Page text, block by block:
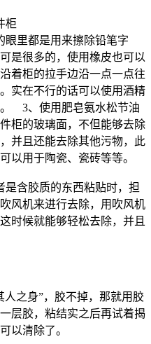
里都是用来擦除铅笔字
是很多的，使用橡皮也可以
着柜的拉手边沿一点一点往
实在不行的话可以使用酒精
3、使用肥皂氨水松节油
柜的玻璃面，不但能够去除
并且还能去除其他污物，此
以用于陶瓷、瓷砖等等。
含胶质的东西粘贴时，担
风机来进行去除，用吹风机
时候就能够轻松去除，并且
之身”，胶不掉，那就用胶
层胶，粘结实之后再试着揭
以清除了。